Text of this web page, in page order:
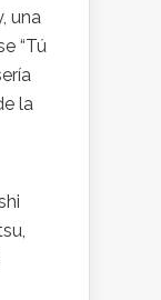
una
“Tú
la